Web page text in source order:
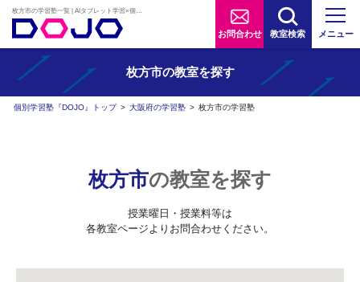
お問合わせ 教室検索 メニュー
枚方市の教室を探す
個別学習塾『DOJO』トップ > 大阪府の学習塾 > 枚方市の学習塾
枚方市の教室を探す
授業曜日・授業料等は
各教室ページよりお問合わせください。